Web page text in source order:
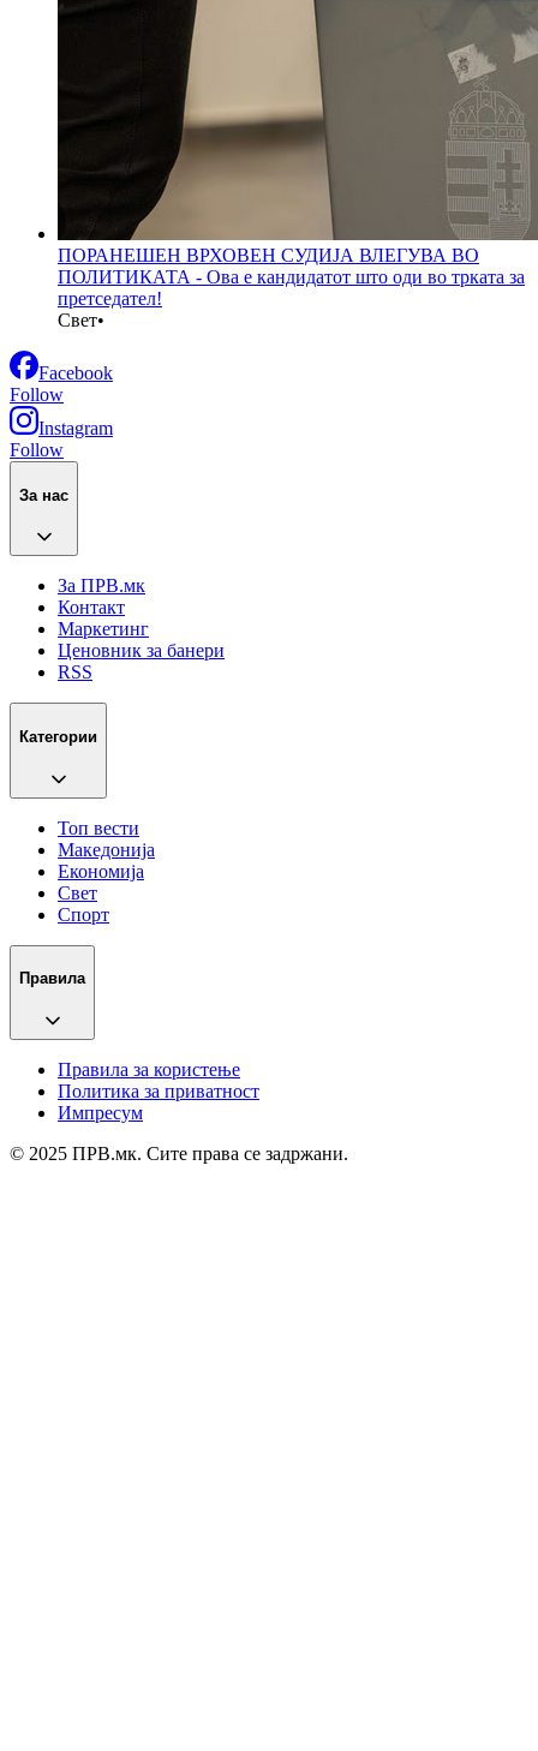
ПОРАНЕШЕН ВРХОВЕН СУДИЈА ВЛЕГУВА ВО
ПОЛИТИКАТА - Ова е кандидатот што оди во трката за
претседател!
Свет•
Facebook
Follow
Instagram
Follow
За нас
За ПРВ.мк
Контакт
Маркетинг
Ценовник за банери
RSS
Категории
Топ вести
Македонија
Економија
Свет
Спорт
Правила
Правила за користење
Политика за приватност
Импресум
© 2025 ПРВ.мк. Сите права се задржани.